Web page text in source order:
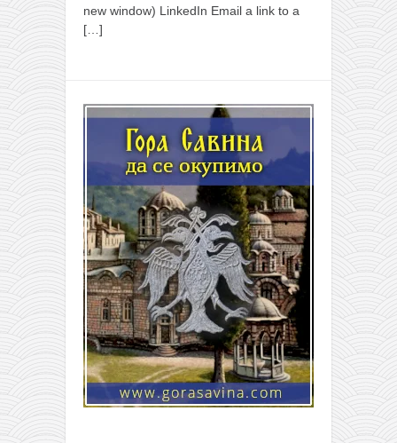
new window) LinkedIn Email a link to a
[…]